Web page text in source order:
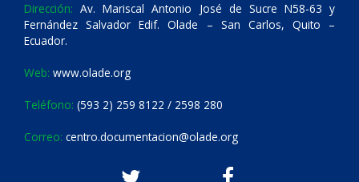
Dirección: Av. Mariscal Antonio José de Sucre N58-63 y
Fernández Salvador Edif. Olade – San Carlos, Quito –
Ecuador.
Web: www.olade.org
Teléfono: (593 2) 259 8122 / 2598 280
Correo: centro.documentacion@olade.org